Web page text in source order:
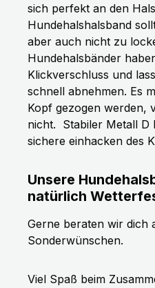
sich perfekt an den
Hundehalshalsband
aber auch nicht zu
Hundehalsbänder
Klickverschluss und
schnell abnehmen. Es
Kopf gezogen werden,
nicht. Stabiler Metall D
sichere einhacken des
Unsere
natürlich
Gerne beraten wir dich
Sonderwünschen.
Viel Spaß beim